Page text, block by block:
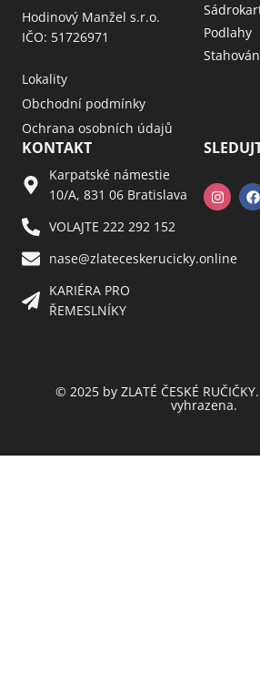
Hodinový Manžel s.r.o.
IČO: 51726971
Lokality
Obchodní podmínky
Ochrana osobních údajů
Podlahy
KONTAKT
Karpatské námestie
10/A, 831 06 Bratislava
VOLAJTE 222 292 152
nase@zlateceskerucicky.online
KARIÉRA PRO
ŘEMESLNÍKY
© 2025 by ZLATÉ ČESKÉ
vyhrazena.